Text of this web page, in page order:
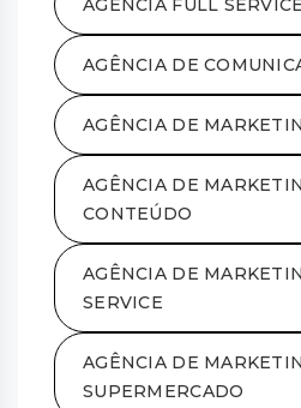
AGENCIA FULL SERVICE
AGÊNCIA DE
AGÊNCIA DE
AGÊNCIA DE
CONTEÚDO
AGÊNCIA DE
SERVICE
AGÊNCIA DE
SUPERMERCADO